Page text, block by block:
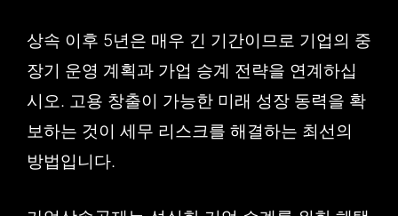
상속 이후 5년은 매우 긴 기간이므로 기업의 중
장기 운영 계획과 가업 승계 전략을 연계하십
시오. 고용 창출이 가능한 미래 성장 동력을 확
보하는 것이 세무 리스크를 해결하는 최선의
방법입니다.